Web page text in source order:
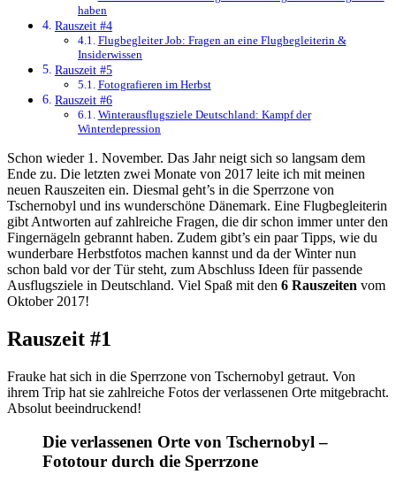
haben
Rauszeit #4
Flugbegleiter Job: Fragen an eine Flugbegleiterin &
Insiderwissen
Rauszeit #5
Fotografieren im Herbst
Rauszeit #6
Winterausflugsziele Deutschland: Kampf der
Winterdepression
Schon wieder 1. November. Das Jahr neigt sich so langsam dem
Ende zu. Die letzten zwei Monate von 2017 leite ich mit meinen
neuen Rauszeiten ein. Diesmal geht’s in die Sperrzone von
Tschernobyl und ins wunderschöne Dänemark. Eine Flugbegleiterin
gibt Antworten auf zahlreiche Fragen, die dir schon immer unter den
Fingernägeln gebrannt haben. Zudem gibt’s ein paar Tipps, wie du
wunderbare Herbstfotos machen kannst und da der Winter nun
schon bald vor der Tür steht, zum Abschluss Ideen für passende
Ausflugsziele in Deutschland. Viel Spaß mit den 6 Rauszeiten vom
Oktober 2017!
Rauszeit #1
Frauke hat sich in die Sperrzone von Tschernobyl getraut. Von
ihrem Trip hat sie zahlreiche Fotos der verlassenen Orte mitgebracht.
Absolut beeindruckend!
Die verlassenen Orte von Tschernobyl –
Fototour durch die Sperrzone